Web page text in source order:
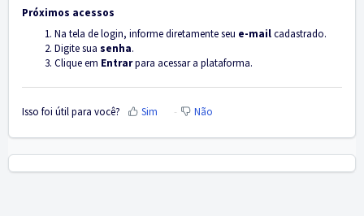
Próximos acessos
Na tela de login, informe diretamente seu e-mailcadastrado.
Digite sua senha.
Clique em Entrarpara acessar a plataforma.
Isso foi útil para você? Sim Não